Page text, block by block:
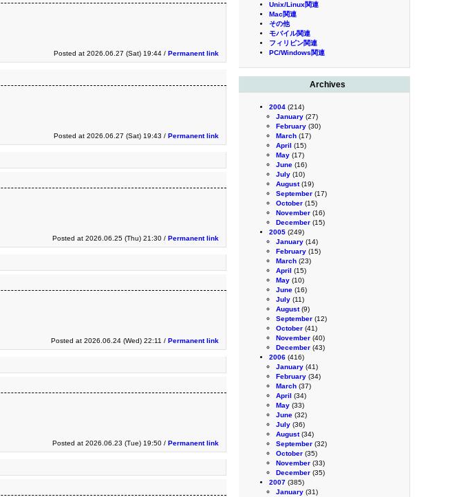
Unix/Linux関連
Mac関連
その他
モバイル関連
フィリピン関連
PC/Windows関連
Archives
2004 (214)
January (27)
February (30)
March (17)
April (15)
May (17)
June (16)
July (10)
August(19)
September (17)
October (15)
November (16)
December (15)
2005 (249)
January (14)
February (15)
March (23)
April (15)
May (10)
June (16)
July (11)
August(9)
September (12)
October (41)
November (40)
December (43)
2006 (416)
January (41)
February (34)
March (37)
April (34)
May (33)
June (32)
July (36)
August(34)
September (32)
October (35)
November (33)
December (35)
2007 (385)
January (31)
Posted at 2026.06.27 (Sat) 19:44 / Permanent link
Posted at 2026.06.27 (Sat) 19:43 / Permanent link
Posted at 2026.06.25 (Thu) 21:30 / Permanent link
Posted at 2026.06.24 (Wed) 22:11 / Permanent link
Posted at 2026.06.23 (Tue) 19:50 / Permanent link